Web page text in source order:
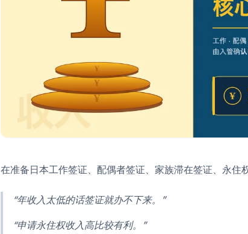
在准备日本工作签证、配偶者签证、家族滞在签证、永住
“年收入太低的话签证就办不下来。”
“申请永住权收入高比较有利。”